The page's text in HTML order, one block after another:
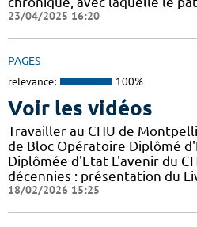
23/04/2025 16:20
PAGES
relevance: 100%
Voir les vidéos
Travailler au CHU de
de Bloc Opératoire Diplômé
Diplômée d'Etat L'avenir du
décennies : présentation du
18/02/2026 15:25